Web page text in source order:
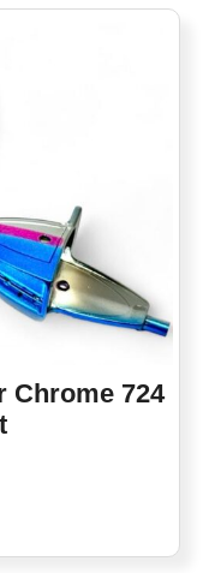
Chrome 724